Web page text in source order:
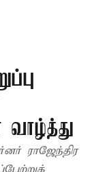
வாழ்த்து
ராஜேந்திர